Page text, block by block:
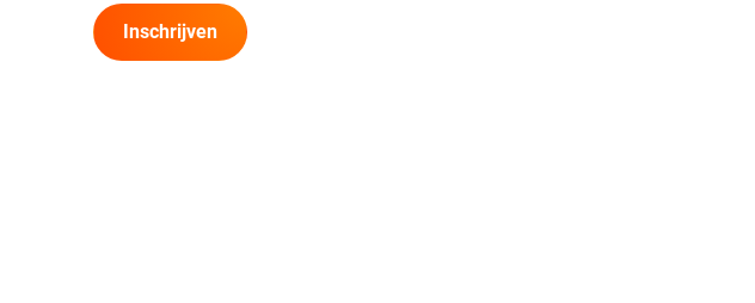
Inschrijven